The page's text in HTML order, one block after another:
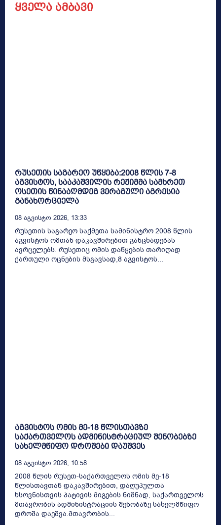
ყველა ამბავი
რუსეთის საგარეო უწყება:2008 წლის 7-8
აგვისტოს, სააკაშვილის რეჟიმმა სამხრეთ
ოსეთის წინააღმდეგ ვერაგული აგრესია
განახორციელა
08 Აგვისტო 2026, 13:33
რუსეთის საგარეო საქმეთა სამინისტრო 2008 წლის
აგვისტოს ომთან დაკავშირებით განცხადებას
ავრცელებს. რუსეთიც ომის დაწყების თარიღად
ქართული ოცნების მსგავსად,8 აგვისტოს...
აგვისტოს ომის მე-18 წლისთავზე
საქართველოს ადმინისტრაციულ შენობებზე
სახელმწიფო დროშები დაუშვეს
08 Აგვისტო 2026, 10:58
2008 წლის რუსეთ-საქართველოს ომის მე-18
წლისთავთან დაკავშირებით, დაღუპულთა
ხსოვნისთვის პატივის მიგების ნიშნად, საქართველოს
მთავრობის ადმინისტრაციის შენობაზე სახელმწიფო
დროშა დაეშვა.მთავრობის...